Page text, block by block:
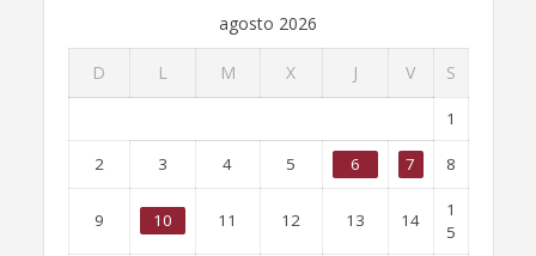
agosto 2026
D L M X J V S
1
2 3 4 5 6 7 8
9 10 11 12 13 14
1
5